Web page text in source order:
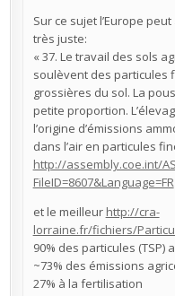
Sur ce sujet l’Europe
très juste:
« 37. Le travail des sols
soulèvent des particules
grossières du sol. La
petite proportion.
l’origine d’émissions
dans l’air en particules
http://assembly.coe.int/
FileID=8607&Language=FR
et le meilleur http://cra-
lorraine.fr/fichiers/
90% des particules (TSP)
~73% des émissions
27% à la fertilisation